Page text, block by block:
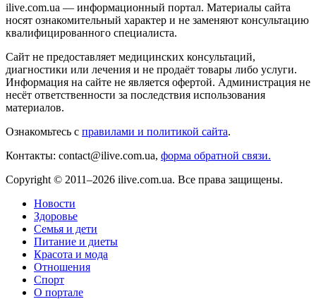
ilive.com.ua — информационный портал. Материалы сайта
носят ознакомительный характер и не заменяют консультацию
квалифицированного специалиста.
Сайт не предоставляет медицинских консультаций,
диагностики или лечения и не продаёт товары либо услуги.
Информация на сайте не является офертой. Администрация не
несёт ответственности за последствия использования
материалов.
Ознакомьтесь с правилами и политикой сайта.
Контакты: contact@ilive.com.ua, форма обратной связи.
Copyright © 2011–2026 ilive.com.ua. Все права защищены.
Новости
Здоровье
Семья и дети
Питание и диеты
Красота и мода
Отношения
Спорт
О портале